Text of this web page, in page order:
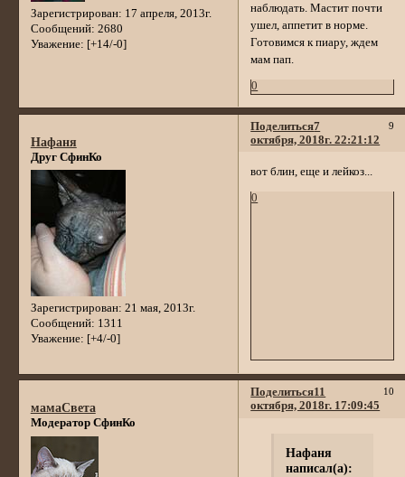
Зарегистрирован: 17 апреля, 2013г.
Сообщений: 2680
Уважение: [+14/-0]
наблюдать. Мастит почти
ушел, аппетит в норме.
Готовимся к пиару, ждем
мам пап.
0
Поделиться 9
7
октября, 2018г. 22:21:12
Нафаня
Друг СфинКо
Зарегистрирован: 21 мая, 2013г.
Сообщений: 1311
Уважение: [+4/-0]
вот блин, еще и лейкоз...
0
Поделиться 10
11
октября, 2018г. 17:09:45
мамаСвета
Модератор СфинКо
Нафаня
написал(а):